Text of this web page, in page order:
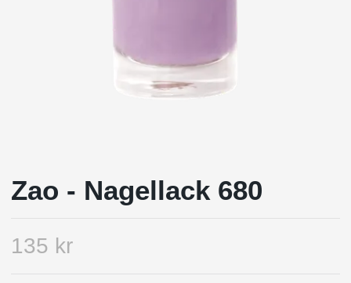
Zao - Nagellack 680
135 kr